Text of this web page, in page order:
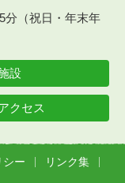
分（祝日・年末年
設
クセス
シー
リンク集